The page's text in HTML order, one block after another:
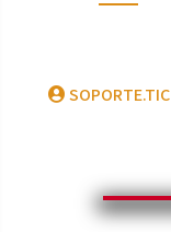
SOPORTE.TIC